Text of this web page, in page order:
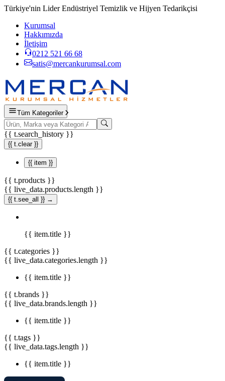
Türkiye'nin Lider Endüstriyel Temizlik ve Hijyen Tedarikçisi
Kurumsal
Hakkımızda
İletişim
0212 521 66 68
satis@mercankurumsal.com
Tüm Kategoriler
{{ t.search_history }}
{{ t.clear }}
{{ item }}
{{ t.products }}
{{ live_data.products.length }}
{{ t.see_all }} →
{{ item.title }}
{{ t.categories }}
{{ live_data.categories.length }}
{{ item.title }}
{{ t.brands }}
{{ live_data.brands.length }}
{{ item.title }}
{{ t.tags }}
{{ live_data.tags.length }}
{{ item.title }}